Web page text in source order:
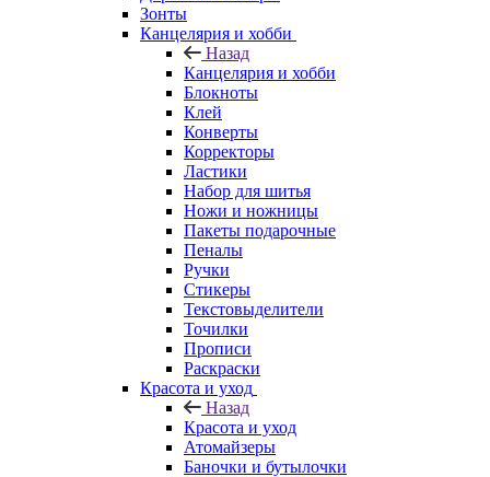
Зонты
Канцелярия и хобби
Назад
Канцелярия и хобби
Блокноты
Клей
Конверты
Корректоры
Ластики
Набор для шитья
Ножи и ножницы
Пакеты подарочные
Пеналы
Ручки
Стикеры
Текстовыделители
Точилки
Прописи
Раскраски
Красота и уход
Назад
Красота и уход
Атомайзеры
Баночки и бутылочки